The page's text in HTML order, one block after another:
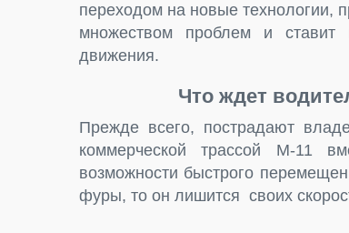
переходом на новые технологии,
множеством проблем и ставит
движения.
Что ждет
Прежде всего, пострадают
коммерческой трассой М-11
возможности быстрого
фуры, то он лишится своих